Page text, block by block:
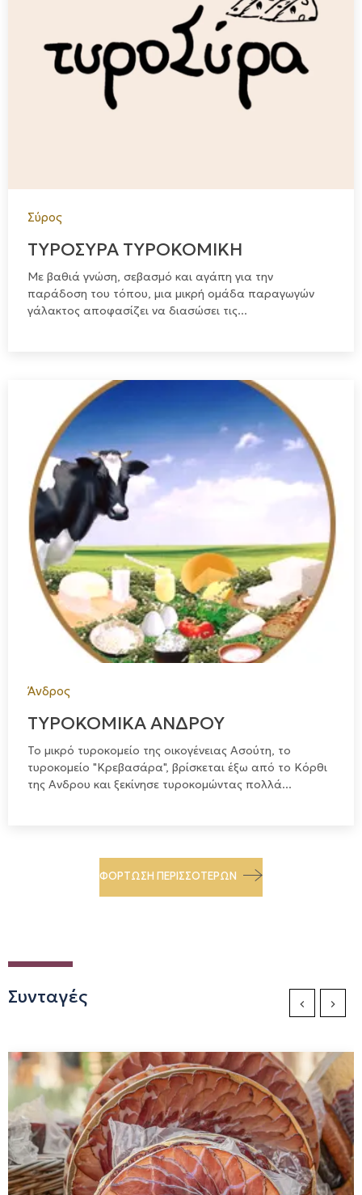
Σύρος
ΤΥΡΟΣΥΡΑ ΤΥΡΟΚΟΜΙΚΗ
Με βαθιά γνώση, σεβασμό και αγάπη για την
παράδοση του τόπου, μια μικρή ομάδα παραγωγών
γάλακτος αποφασίζει να διασώσει τις...
Άνδρος
ΤΥΡΟΚΟΜΙΚΑ ΑΝΔΡΟΥ
Το μικρό τυροκομείο της οικογένειας Ασούτη, το
τυροκομείο "Κρεβασάρα", βρίσκεται έξω από το Κόρθι
της Ανδρου και ξεκίνησε τυροκομώντας πολλά...
ΦΌΡΤΩΣΗ ΠΕΡΙΣΣΌΤΕΡΩΝ
Συνταγές PreviousNext